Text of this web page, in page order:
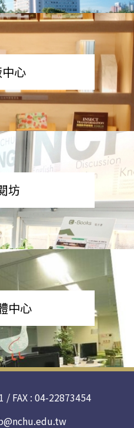
心
坊
中心
/ FAX : 04-22873454